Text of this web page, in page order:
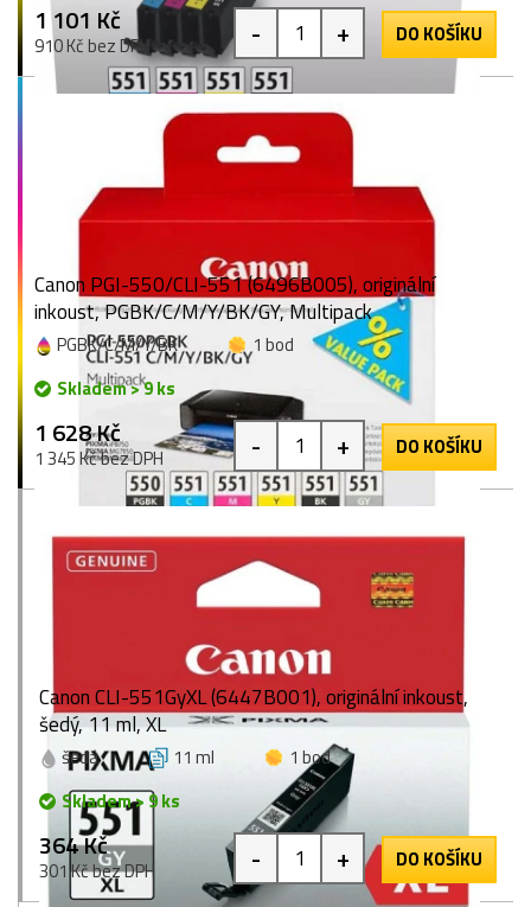
1 101 Kč
910 Kč bez DPH - + DO KOŠÍKU
Canon PGI-550/CLI-551 (6496B005), originální
inkoust, PGBK/C/M/Y/BK/GY, Multipack
PGBK/C/M/Y/BK
1 bod
Skladem > 9 ks
1 628 Kč
1 345 Kč bez DPH - + DO KOŠÍKU
Canon CLI-551GyXL (6447B001), originální inkoust,
šedý, 11 ml, XL
šedá 11 ml
1 bod
Skladem > 9 ks
364 Kč
301 Kč bez DPH - + DO KOŠÍKU